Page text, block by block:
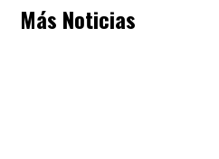
Más Noticias